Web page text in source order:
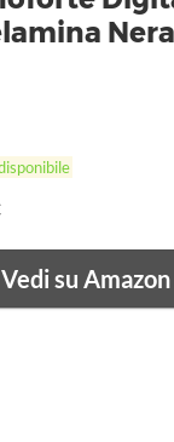
Vedi su Amazon